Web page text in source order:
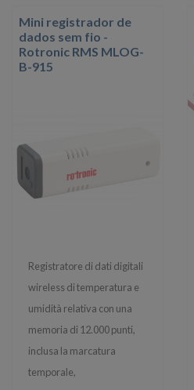
Mini registrador de
dados sem fio -
Rotronic RMS MLOG-
B-915
Registratore di dati digitali
wireless di temperatura e
umidità relativa con una
memoria di 12.000 punti,
inclusa la marcatura
temporale,